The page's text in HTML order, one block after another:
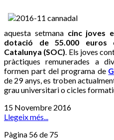
aquesta setmana cinc joves
dotació de 55.000 euros
Catalunya (SOC). Els joves
pràctiques remunerades a
formen part del programa de
de 29 anys, es troben
grau universitari o cicles
15 Novembre 2016
Llegeix més...
Pàgina 56 de 75